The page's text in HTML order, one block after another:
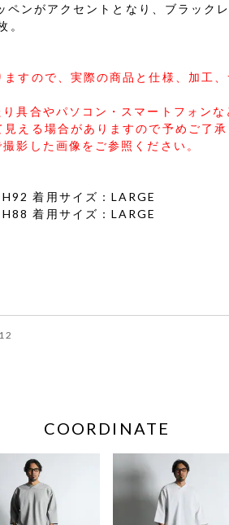
ンがアクセントとなり、ブラック
。
すので、実際の商品と仕様、加工
具合やパソコン・スマートフォンな
える場合がありますので予めご了承
影した画像をご参照ください。
着用サイズ：LARGE
着用サイズ：LARGE
COORDINATE